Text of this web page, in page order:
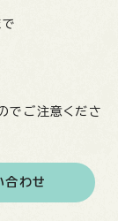
でご注意くださ
合わせ